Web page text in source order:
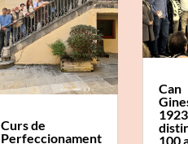
Curs de
Perfeccionament
Can
100